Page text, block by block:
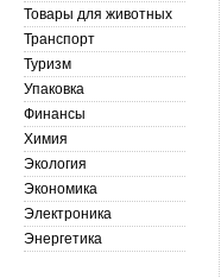
Товары для животных
Транспорт
Туризм
Упаковка
Финансы
Химия
Экология
Экономика
Электроника
Энергетика